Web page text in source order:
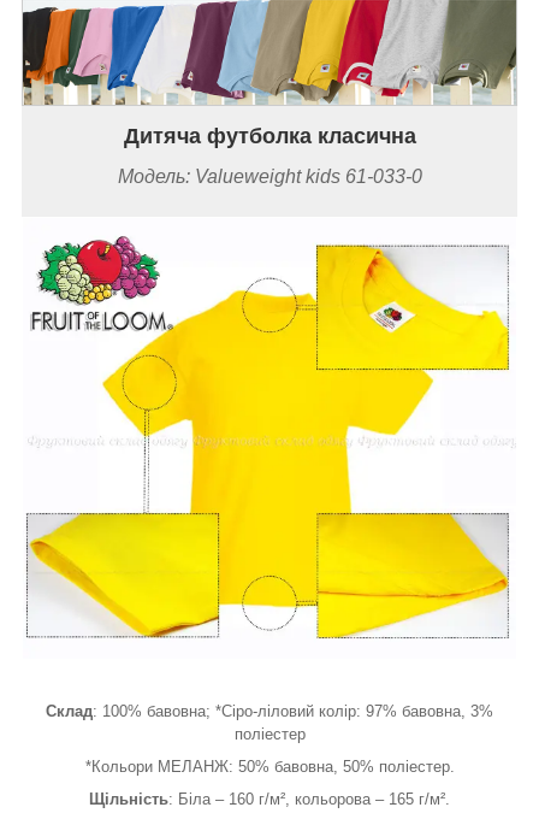
Дитяча футболка класична
Модель: Valueweight kids 61-033-0
Склад: 100% бавовна; *Сіро-ліловий колір: 97% бавовна, 3%
поліестер
*Кольори МЕЛАНЖ: 50% бавовна, 50% поліестер.
Щільність: Біла – 160 г/м², кольорова – 165 г/м².